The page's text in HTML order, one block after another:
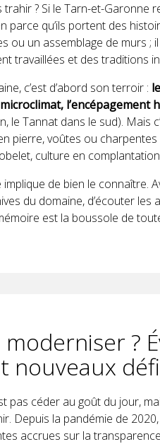
? Si le Tarn-et-Garonne
parce qu’ils portent des
ou un assemblage de murs ;
travaillées et des traditions
c’est d’abord son terroir :
l’encépagement
le Tannat dans le sud). Mais
pierre, voûtes ou
culture en
de bien le connaître.
du domaine, d’écouter les
est la boussole de
?
nouveaux
pas céder au goût du jour,
Depuis la pandémie de
accrues sur la